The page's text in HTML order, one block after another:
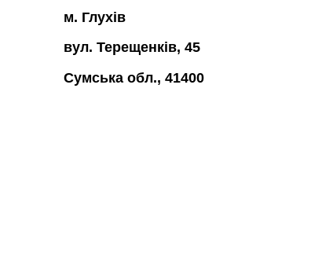
м. Глухів
вул. Терещенків, 45
Сумська обл., 41400